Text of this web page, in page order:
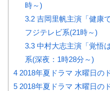
時～)
3.2吉岡里帆主演「健康
フジテレビ系(21時～)
3.3中村大志主演「覚悟
系(深夜：1時28分～)
4 2018年夏ドラマ 水曜日の
5 2018年夏ドラマ 木曜日の